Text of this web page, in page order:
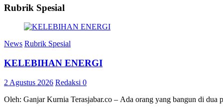
Rubrik Spesial
News Rubrik Spesial
KELEBIHAN ENERGI
2 Agustus 2026 Redaksi 0
Oleh: Ganjar Kurnia Terasjabar.co – Ada orang yang bangun di dua